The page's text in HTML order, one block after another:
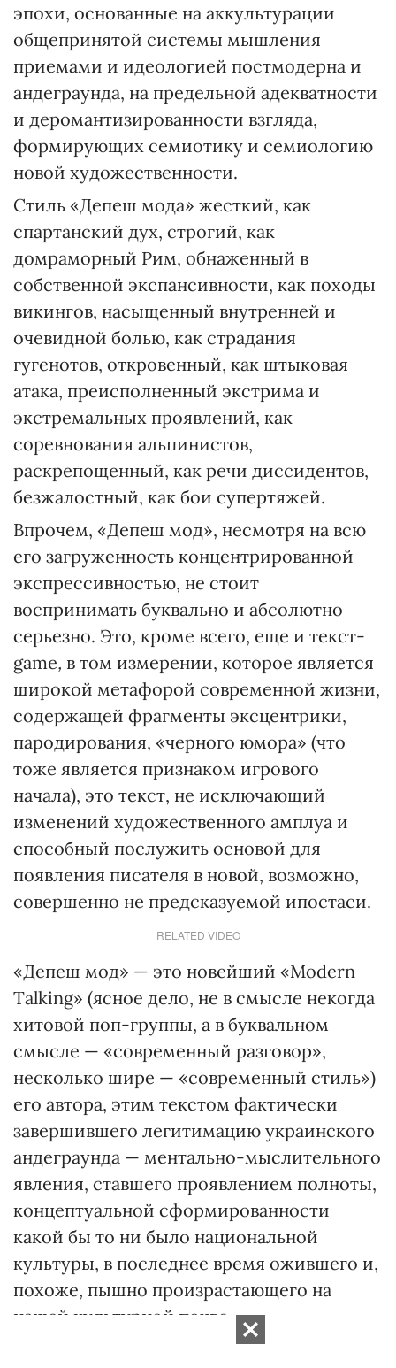
эпохи, основанные на аккультурации
общепринятой системы мышления
приемами и идеологией постмодерна и
андеграунда, на предельной адекватности
и деромантизированности взгляда,
формирующих семиотику и семиологию
новой художественности.
Стиль «Депеш мода» жесткий, как
спартанский дух, строгий, как
домраморный Рим, обнаженный в
собственной экспансивности, как походы
викингов, насыщенный внутренней и
очевидной болью, как страдания
гугенотов, откровенный, как штыковая
атака, преисполненный экстрима и
экстремальных проявлений, как
соревнования альпинистов,
раскрепощенный, как речи диссидентов,
безжалостный, как бои супертяжей.
Впрочем, «Депеш мод», несмотря на всю
его загруженность концентрированной
экспрессивностью, не стоит
воспринимать буквально и абсолютно
серьезно. Это, кроме всего, еще и текст-
game, в том измерении, которое является
широкой метафорой современной жизни,
содержащей фрагменты эксцентрики,
пародирования, «черного юмора» (что
тоже является признаком игрового
начала), это текст, не исключающий
изменений художественного амплуа и
способный послужить основой для
появления писателя в новой, возможно,
совершенно не предсказуемой ипостаси.
RELATED VIDEO
«Депеш мод» — это новейший «Modern
Talking» (ясное дело, не в смысле некогда
хитовой поп-группы, а в буквальном
смысле — «современный разговор»,
несколько шире — «современный стиль»)
его автора, этим текстом фактически
завершившего легитимацию украинского
андеграунда — ментально-мыслительного
явления, ставшего проявлением полноты,
концептуальной сформированности
какой бы то ни было национальной
культуры, в последнее время ожившего и,
похоже, пышно произрастающего на
нашей культурной почве.